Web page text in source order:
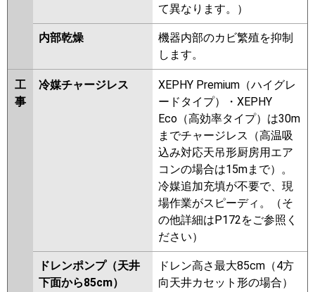
て異なります。）
内部乾燥
機器内部のカビ繁殖を抑制
します。
工
事
冷媒チャージレス
XEPHY Premium（ハイグレ
ードタイプ）・XEPHY
Eco（高効率タイプ）は30m
までチャージレス（高温吸
込み対応天吊形厨房用エア
コンの場合は15mまで）。
冷媒追加充填が不要で、現
場作業がスピーディ。（そ
の他詳細はP172をご参照く
ださい）
ドレンポンプ（天井
下面から85cm）
ドレン高さ最大85cm（4方
向天井カセット形の場合）